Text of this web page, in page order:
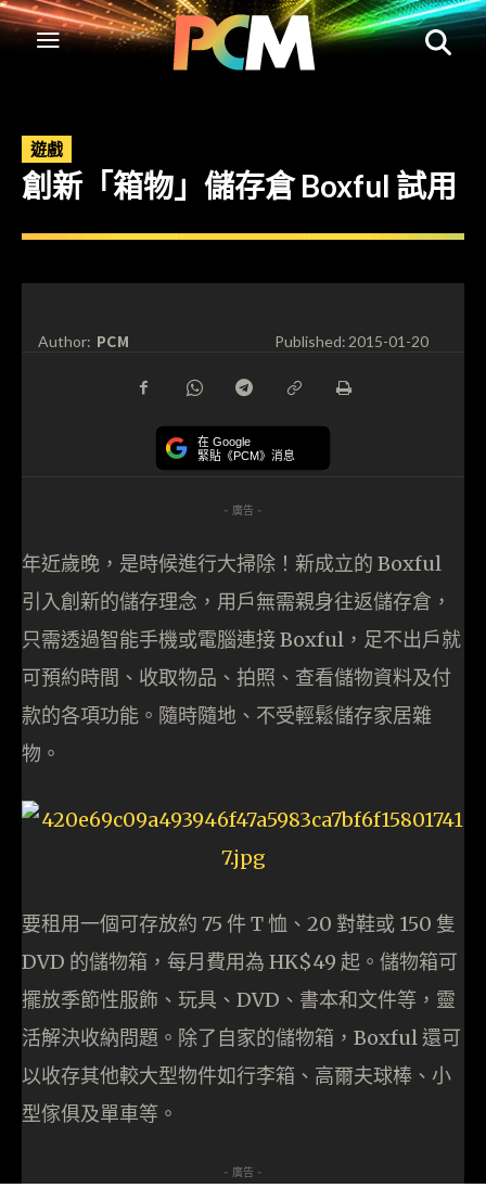
遊戲
創新「箱物」儲存倉 Boxful 試用
Author: PCM Published:2015-01-20
在 Google
緊貼《PCM》消息
- 廣告 -
年近歲晚，是時候進行大掃除！新成立的 Boxful
引入創新的儲存理念，用戶無需親身往返儲存倉，
只需透過智能手機或電腦連接 Boxful，足不出戶就
可預約時間、收取物品、拍照、查看儲物資料及付
款的各項功能。隨時隨地、不受輕鬆儲存家居雜
物。
要租用一個可存放約 75 件 T 恤、20 對鞋或 150 隻
DVD 的儲物箱，每月費用為 HK$49 起。儲物箱可
擺放季節性服飾、玩具、DVD、書本和文件等，靈
活解決收納問題。除了自家的儲物箱，Boxful 還可
以收存其他較大型物件如行李箱、高爾夫球棒、小
型傢俱及單車等。
- 廣告 -